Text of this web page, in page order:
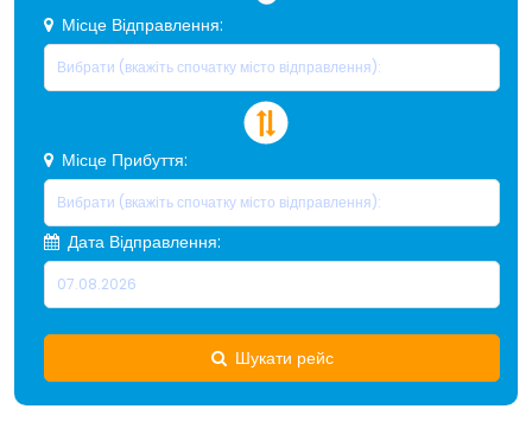
Місце Відправлення:
Місце Прибуття:
Дата Відправлення:
Шукати рейс